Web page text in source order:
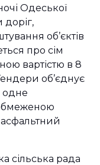
Одеської
доріг,
об’єктів
про сім
вартістю в 8
об’єднує
одне
сільська рада